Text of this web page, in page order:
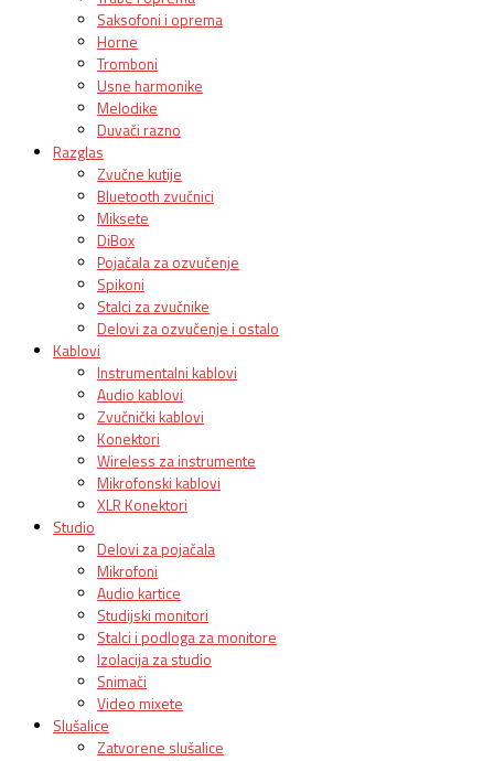
Saksofoni i oprema
Horne
Tromboni
Usne harmonike
Melodike
Duvači razno
Razglas
Zvučne kutije
Bluetooth zvučnici
Miksete
DiBox
Pojačala za ozvučenje
Spikoni
Stalci za zvučnike
Delovi za ozvučenje i ostalo
Kablovi
Instrumentalni kablovi
Audio kablovi
Zvučnički kablovi
Konektori
Wireless za instrumente
Mikrofonski kablovi
XLR Konektori
Studio
Delovi za pojačala
Mikrofoni
Audio kartice
Studijski monitori
Stalci i podloga za monitore
Izolacija za studio
Snimači
Video mixete
Slušalice
Zatvorene slušalice